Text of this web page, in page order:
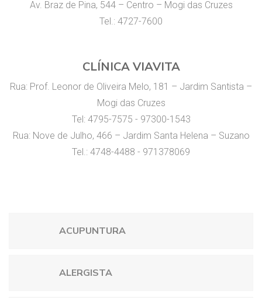
Av. Braz de Pina, 544 – Centro – Mogi das Cruzes
Tel.: 4727-7600
CLÍNICA VIAVITA
Rua: Prof. Leonor de Oliveira Melo, 181 – Jardim Santista –
Mogi das Cruzes
Tel: 4795-7575 - 97300-1543
Rua: Nove de Julho, 466 – Jardim Santa Helena – Suzano
Tel.: 4748-4488 - 971378069
ACUPUNTURA
ALERGISTA